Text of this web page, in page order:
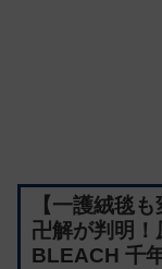
【一護絨毯
卍解が判明
BLEACH 千